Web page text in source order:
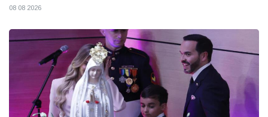
08 08 2026